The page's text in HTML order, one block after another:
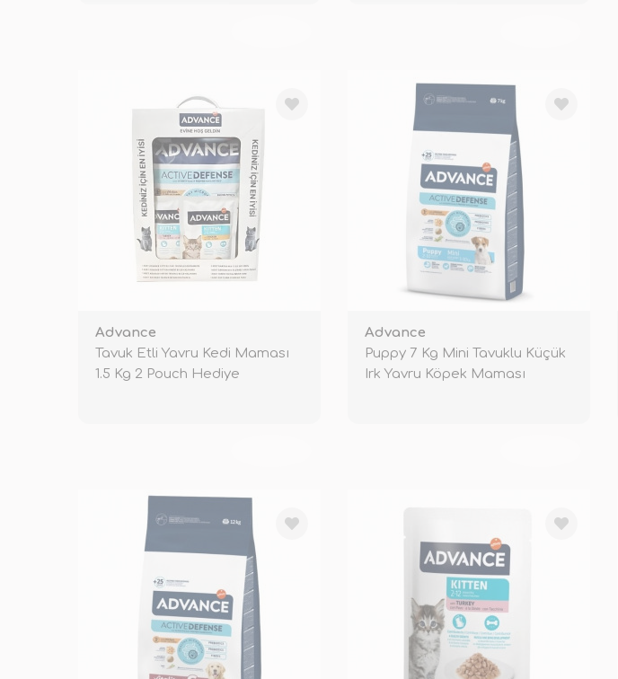
Advance
Tavuk Etli Yavru Kedi Maması
1.5 Kg 2 Pouch Hediye
Advance
Puppy 7 Kg Mini Tavuklu Küçük
Irk Yavru Köpek Maması